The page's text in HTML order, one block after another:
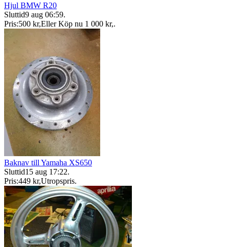
Hjul BMW R20
Sluttid9 aug 06:59.
Pris:500 kr,Eller Köp nu 1 000 kr,.
Baknav till Yamaha XS650
Sluttid15 aug 17:22.
Pris:449 kr,Utropspris.